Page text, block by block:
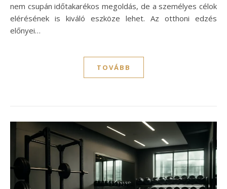
nem csupán időtakarékos megoldás, de a személyes célok
elérésének is kiváló eszköze lehet. Az otthoni edzés
előnyei…
TOVÁBB